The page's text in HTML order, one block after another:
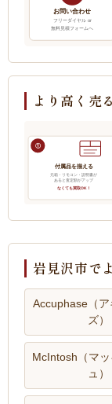
お問い合わせ
フリーダイヤル or
無料見積フォームへ
より高く売
①
付属品を揃える
元箱・リモコン・説明書が
あると査定額がアップ
なくても買取OK！
岩見沢市で
Accuphase（ア
ズ）
McIntosh（マ
ュ）